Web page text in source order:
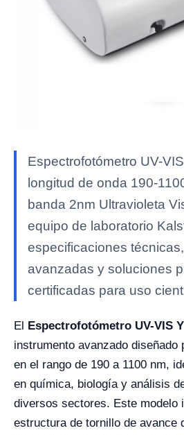
Espectrofotómetro UV-
longitud de onda 190-
banda 2nm Ultravioleta
equipo de laboratorio
especificaciones
avanzadas y soluciones
certificadas para uso
El Espectrofotómetro UV-VIS
instrumento avanzado diseñado
en el rango de 190 a 1100 nm,
en química, biología y análisis
diversos sectores. Este modelo
estructura de tornillo de avance